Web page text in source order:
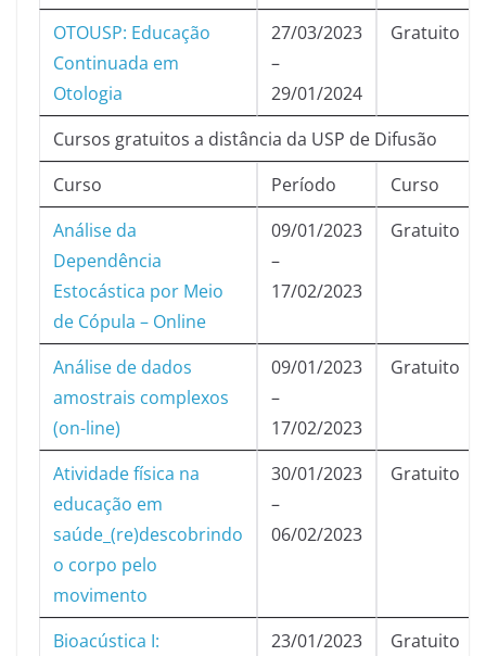
OTOUSP: Educação
Continuada em
Otologia
27/03/2023
–
29/01/2024
Gratuito
Cursos gratuitos a distância da USP de Difusão
Curso
Período
Curso
Análise da
Dependência
Estocástica por Meio
de Cópula – Online
09/01/2023
–
17/02/2023
Gratuito
Análise de dados
amostrais complexos
(on-line)
09/01/2023
–
17/02/2023
Gratuito
Atividade física na
educação em
saúde_(re)descobrindo
o corpo pelo
movimento
30/01/2023
–
06/02/2023
Gratuito
Bioacústica I:
23/01/2023
Gratuito